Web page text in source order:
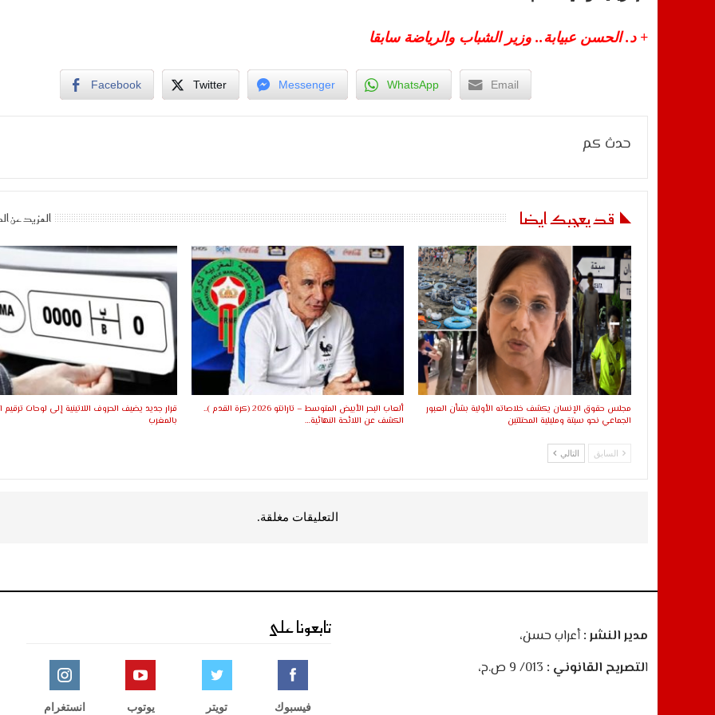
+ د. الحسن عبيابة.. وزير الشباب والرياضة سابقا
Facebook Twitter Messenger WhatsApp Email
حدث كم
قد يعجبك ايضا المزيد عن
مجلس حقوق الإنسان يكشف خلاصاته الأولية بشأن العبور
الجماعي نحو سبتة ومليلية المحتلتين
ألعاب البحر الأبيض المتوسط – تارانتو 2026 (كرة القدم )..
الكشف عن اللائحة النهائية…
قرار جديد يضيف الحروف اللاتينية إلى لوحات ترقيم
بالمغرب
السابق التالي
التعليقات مغلقة.
مدير النشر :أعراب حسن،
التصريح القانوني :
تابعونا على
فيسبوك تويتر يوتوب انستغرام